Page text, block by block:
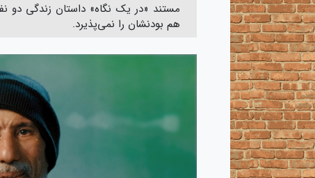
مستند «در یک نگاه» داستان زندگی دو
هم بودنشان را نمی‌پذیرد.